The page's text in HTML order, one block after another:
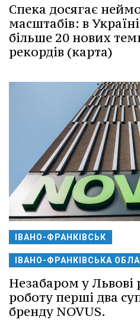
Спека досягає
масштабів: в
більше 20 нових
рекордів (карта)
ІВАНО-ФРАНКІВСЬК
ІВАНО-ФРАНКІВСЬКА
Незабаром у Львові
роботу перші два
бренду NOVUS.